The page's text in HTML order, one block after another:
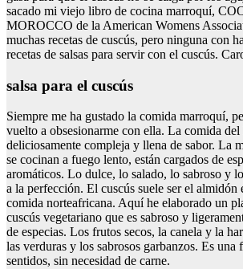
sacado mi viejo libro de cocina marroquí,
MOROCCO de la American Womens
muchas recetas de cuscús, pero ninguna con
recetas de salsas para servir con el cuscús.
salsa para el cuscús
Siempre me ha gustado la comida marroquí,
vuelto a obsesionarme con ella. La comida del
deliciosamente compleja y llena de sabor. La
se cocinan a fuego lento, están cargados de
aromáticos. Lo dulce, lo salado, lo sabroso y
a la perfección. El cuscús suele ser el almidón
comida norteafricana. Aquí he elaborado un
cuscús vegetariano que es sabroso y
de especias. Los frutos secos, la canela y la
las verduras y los sabrosos garbanzos. Es una
sentidos, sin necesidad de carne.